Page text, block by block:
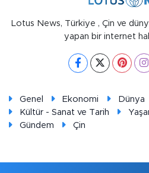
Lotus News, Türkiye , Çin ve
yapan bir internet
Genel Ekonomi Dünya
Kültür - Sanat ve Tarih
Gündem
Çin